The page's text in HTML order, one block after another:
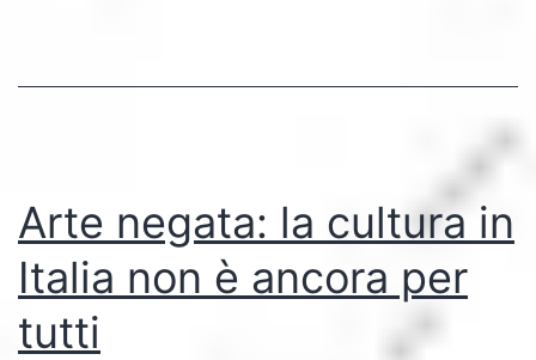
Arte negata: la cultura in
Italia non è ancora per
tutti